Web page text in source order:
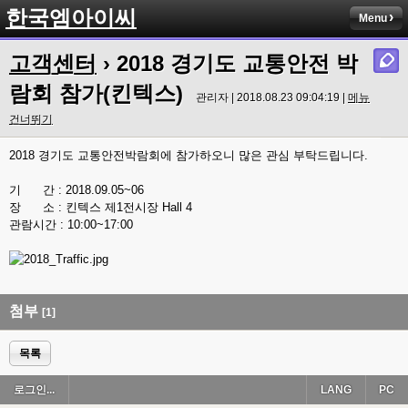
한국엠아이씨 Menu
고객센터 › 2018 경기도 교통안전 박
람회 참가(킨텍스)
관리자 | 2018.08.23 09:04:19 | 메뉴
건너뛰기
2018 경기도 교통안전박람회에 참가하오니 많은 관심 부탁드립니다.
기 간 : 2018.09.05~06
장 소 : 킨텍스 제1전시장 Hall 4
관람시간 : 10:00~17:00
첨부 [1]
목록
로그인... PC
LANG